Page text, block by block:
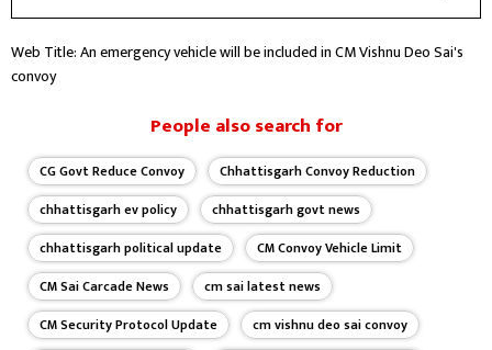
खुद को लगातार अपडेट कर, कंटेंट की गुणवत्ता बेहतर करने के लिए प्रतिबद्ध हूं।
Web Title: An emergency vehicle will be included in CM Vishnu Deo Sai's
convoy
People also search for
CG Govt Reduce Convoy
Chhattisgarh Convoy Reduction
chhattisgarh ev policy
chhattisgarh govt news
chhattisgarh political update
CM Convoy Vehicle Limit
CM Sai Carcade News
cm sai latest news
CM Security Protocol Update
cm vishnu deo sai convoy